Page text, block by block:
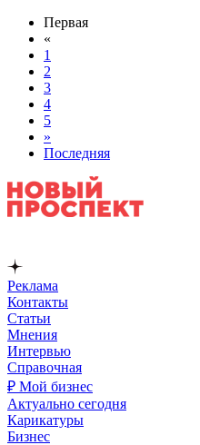
Первая
«
1
2
3
4
5
»
Последняя
Реклама
Контакты
Статьи
Мнения
Интервью
Справочная
₽ Мой бизнес
Актуально сегодня
Карикатуры
Бизнес